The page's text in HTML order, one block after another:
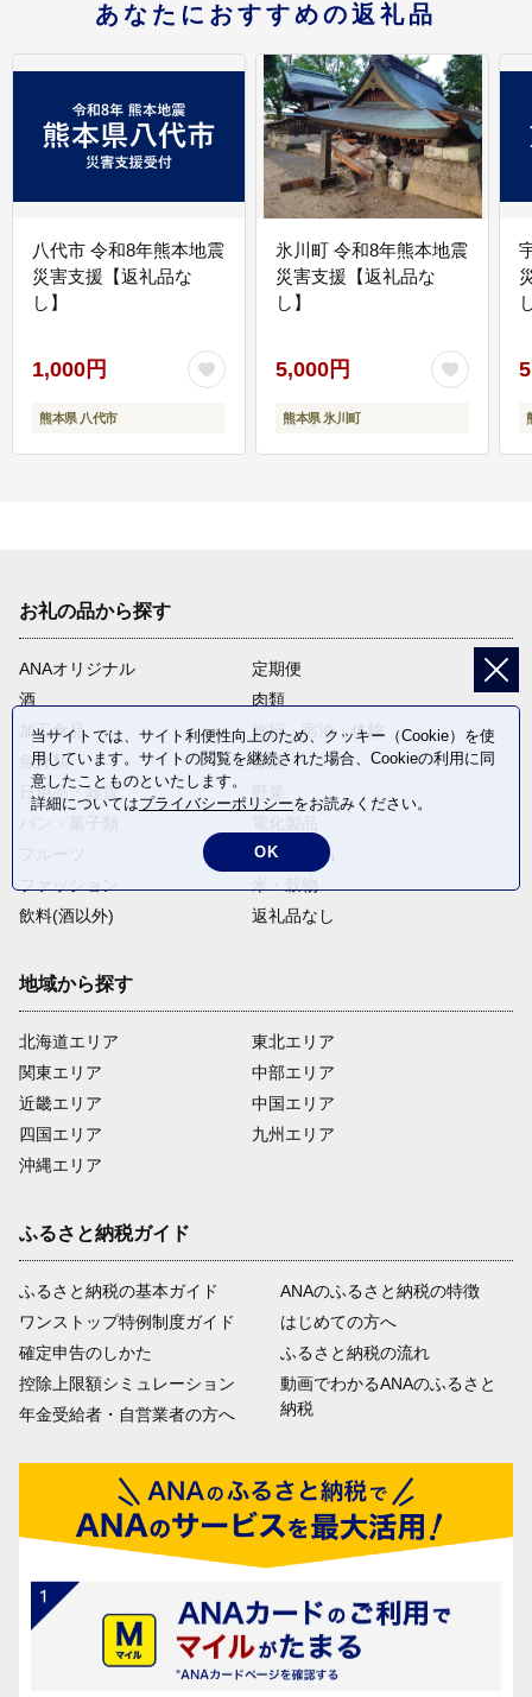
あなたにおすすめの返礼品
八代市 令和8年熊本地震
災害支援【返礼品な
し】
1,000円
熊本県 八代市
氷川町 令和8年熊本地震
災害支援【返礼品な
し】
5,000円
熊本県 氷川町
お礼の品から探す
ANAオリジナル
定期便
酒
肉類
加工食品
旅行・宿泊・体験
魚介類
麺類
日用品・雑貨
卵・乳製品
飲料(酒以外)
返礼品なし
地域から探す
北海道エリア
関東エリア
近畿エリア
四国エリア
沖縄エリア
東北エリア
中部エリア
中国エリア
九州エリア
ふるさと納税ガイド
ふるさと納税の基本ガイド
ワンストップ特例制度ガイド
確定申告のしかた
控除上限額シミュレーション
年金受給者・自営業者の方へ
ANAのふるさと納税の特徴
はじめての方へ
ふるさと納税の流れ
動画でわかるANAのふるさと
納税
当サイトでは、サイト利便性向上のため、クッキー（Cookie）を使
用しています。サイトの閲覧を継続された場合、Cookieの利用に同
意したことものといたします。
詳細についてはプライバシーポリシーをお読みください。
OK